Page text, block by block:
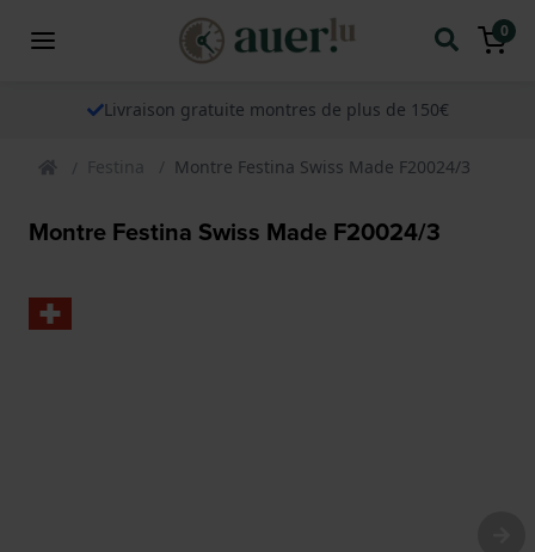
0
Livraison gratuite montres de plus de 150€
Festina Montre Festina Swiss Made F20024/3
Montre Festina Swiss Made F20024/3